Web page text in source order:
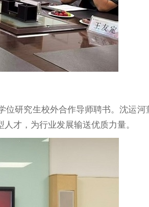
位研究生校外合作导师聘书。沈运河
才，为行业发展输送优质力量。